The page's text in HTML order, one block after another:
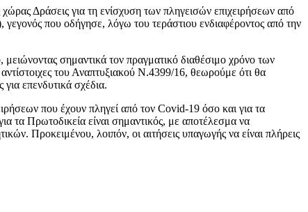
Δράσεις για τη ενίσχυση των πληγεισών επιχειρήσεων από
που οδήγησε, λόγω του τεράστιου ενδιαφέροντος από την
σημαντικά τον πραγματικό διαθέσιμο χρόνο των
του Αναπτυξιακού Ν.4399/16, θεωρούμε ότι θα
επενδυτικά σχέδια.
που έχουν πληγεί από τον Covid-19 όσο και για τα
τα Πρωτοδικεία είναι σημαντικός, με αποτέλεσμα να
Προκειμένου, λοιπόν, οι αιτήσεις υπαγωγής να είναι πλήρεις